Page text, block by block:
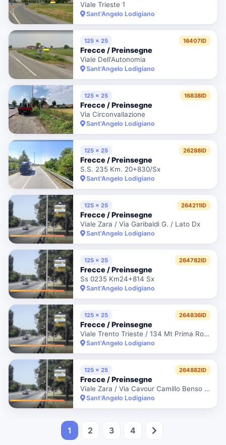
Viale Trieste 1
Sant'Angelo Lodigiano
125 x 25 16407ID
Frecce / Preinsegne
Viale Dell'Autonomia
Sant'Angelo Lodigiano
125 x 25 16838ID
Frecce / Preinsegne
Via Circonvallazione
Sant'Angelo Lodigiano
125 x 25 26288ID
Frecce / Preinsegne
S.S. 235 Km. 20+830/Sx
Sant'Angelo Lodigiano
125 x 25 264211ID
Frecce / Preinsegne
Viale Zara / Via Garibaldi G. / Lato Dx
Sant'Angelo Lodigiano
125 x 25 264782ID
Frecce / Preinsegne
Ss 0235 Km24+814 Sx
Sant'Angelo Lodigiano
125 x 25 264836ID
Frecce / Preinsegne
Viale Trento Trieste / 134 Mt Prima Rotatoria Con Via Francesco Cortese (
Sant'Angelo Lodigiano
125 x 25 264882ID
Frecce / Preinsegne
Viale Zara / Via Cavour Camillo Benso / Rotatoria Tang.
Sant'Angelo Lodigiano
1 2 3 4